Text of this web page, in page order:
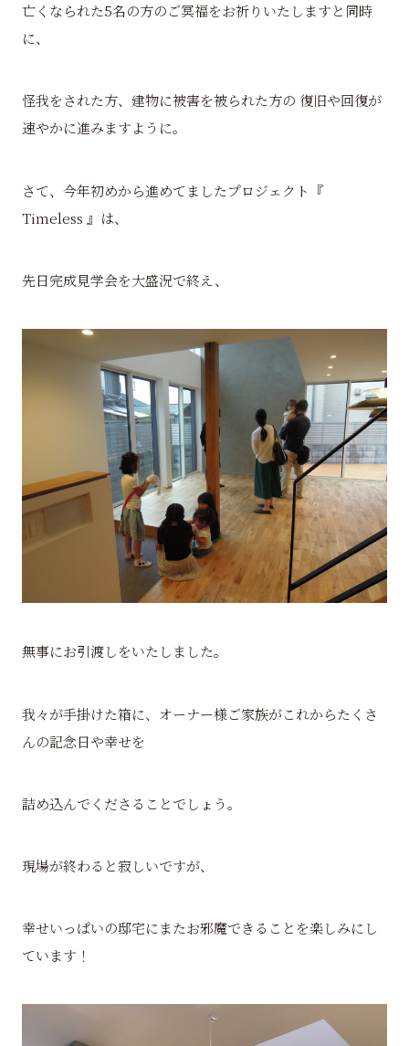
亡くなられた5名の方のご冥福をお祈りいたしますと同時
に、
怪我をされた方、建物に被害を被られた方の 復旧や回復が
速やかに進みますように。
さて、今年初めから進めてましたプロジェクト『
Timeless 』は、
先日完成見学会を大盛況で終え、
無事にお引渡しをいたしました。
我々が手掛けた箱に、オーナー様ご家族がこれからたくさ
んの記念日や幸せを
詰め込んでくださることでしょう。
現場が終わると寂しいですが、
幸せいっぱいの邸宅にまたお邪魔できることを楽しみにし
ています！